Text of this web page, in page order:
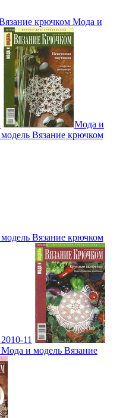
крючком Мода и
Мода и
Вязание крючком
Вязание крючком
11
и модель Вязание